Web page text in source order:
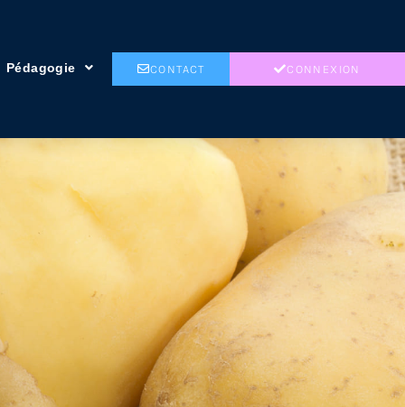
Pédagogie CONTACT CONNEXION